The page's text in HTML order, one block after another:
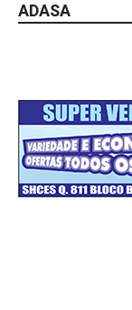
ADASA